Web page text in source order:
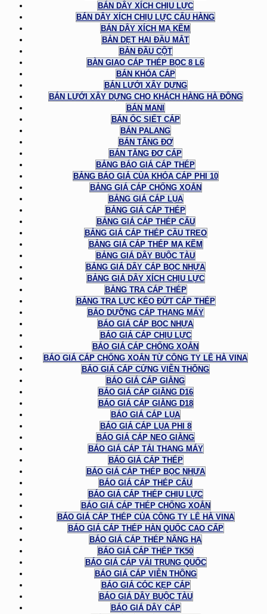
BÁN DÂY XÍCH CHỊU LỰC
BÁN DÂY XÍCH CHỊU LỰC CẨU HÀNG
BÁN DÂY XÍCH MẠ KẼM
BẢN DẸT HAI ĐẦU MẮT
BẢN ĐẦU CỘT
BÀN GIAO CÁP THÉP BỌC 8 L6
BÁN KHÓA CÁP
BÁN LƯỚI XÂY DỰNG
BÁN LƯỚI XÂY DỰNG CHO KHÁCH HÀNG HÀ ĐÔNG
BÁN MANI
BÁN ỐC SIẾT CÁP
BÁN PALANG
BÁN TĂNG ĐƠ
BÁN TĂNG ĐƠ CÁP
BẢNG BÁO GIÁ CÁP THÉP
BẢNG BÁO GIÁ CỦA KHÓA CÁP PHI 10
BẢNG GIÁ CÁP CHỐNG XOẮN
BẢNG GIÁ CÁP LỤA
BẢNG GIÁ CÁP THÉP
BẢNG GIÁ CÁP THÉP CẨU
BẢNG GIÁ CÁP THÉP CẦU TREO
BẢNG GIÁ CÁP THÉP MẠ KẼM
BẢNG GIÁ DÂY BUỘC TÀU
BẢNG GIÁ DÂY CÁP BỌC NHỰA
BẢNG GIÁ DÂY XÍCH CHỊU LỰC
BẢNG TRA CÁP THÉP
BẢNG TRA LỰC KÉO ĐỨT CÁP THÉP
BẢO DƯỠNG CÁP THANG MÁY
BÁO GIÁ CÁP BỌC NHỰA
BÁO GIÁ CÁP CHỊU LỰC
BÁO GIÁ CÁP CHỐNG XOẮN
BÁO GIÁ CÁP CHỐNG XOẮN TỪ CÔNG TY LÊ HÀ VINA
BÁO GIÁ CÁP CỨNG VIỄN THÔNG
BÁO GIÁ CÁP GIẰNG
BÁO GIÁ CÁP GIẰNG D16
BÁO GIÁ CÁP GIẰNG D18
BÁO GIÁ CÁP LỤA
BÁO GIÁ CÁP LỤA PHI 8
BÁO GIÁ CÁP NEO GIẰNG
BÁO GIÁ CÁP TẢI THANG MÁY
BÁO GIÁ CÁP THÉP
BÁO GIÁ CÁP THÉP BỌC NHỰA
BÁO GIÁ CÁP THÉP CẨU
BÁO GIÁ CÁP THÉP CHỊU LỰC
BÁO GIÁ CÁP THÉP CHỐNG XOẮN
BÁO GIÁ CÁP THÉP CỦA CÔNG TY LÊ HÀ VINA
BÁO GIÁ CÁP THÉP HÀN QUỐC CAO CẤP
BÁO GIÁ CÁP THÉP NÂNG HẠ
BÁO GIÁ CÁP THÉP TK50
BÁO GIÁ CÁP VẢI TRUNG QUỐC
BÁO GIÁ CÁP VIỄN THÔNG
BÁO GIÁ CÓC KẸP CÁP
BÁO GIÁ DÂY BUỘC TÀU
BÁO GIÁ DÂY CÁP